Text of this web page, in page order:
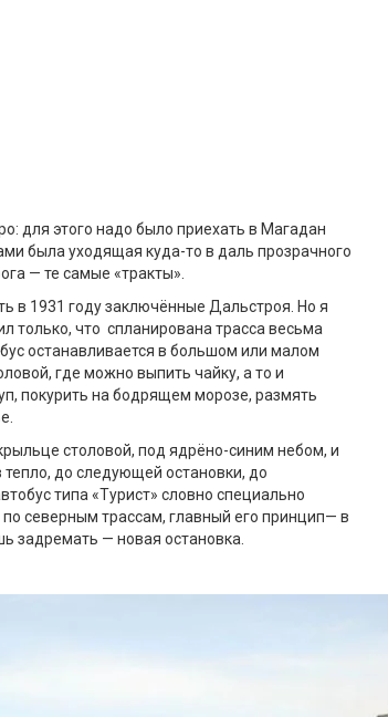
для этого надо было приехать в Магадан
была уходящая куда-то в даль прозрачного
— те самые «тракты».
в 1931 году заключённые Дальстроя. Но я
только, что спланирована трасса весьма
останавливается в большом или малом
где можно выпить чайку, а то и
покурить на бодрящем морозе, размять
столовой, под ядрёно-синим небом, и
тепло, до следующей остановки, до
типа «Турист» словно специально
северным трассам, главный его принцип— в
задремать — новая остановка.